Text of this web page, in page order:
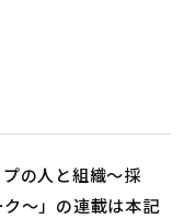
の人と組織～採
～」の連載は本記